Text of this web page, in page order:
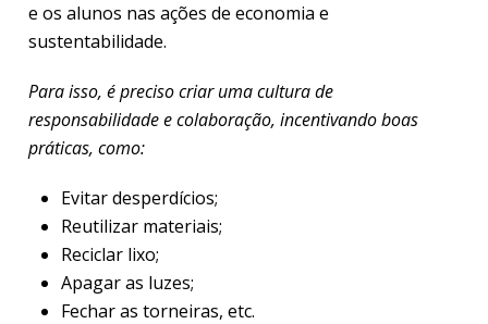
e os alunos nas ações de economia e
sustentabilidade.
Para isso, é preciso criar uma cultura de
responsabilidade e colaboração, incentivando boas
práticas, como:
Evitar desperdícios;
Reutilizar materiais;
Reciclar lixo;
Apagar as luzes;
Fechar as torneiras, etc.